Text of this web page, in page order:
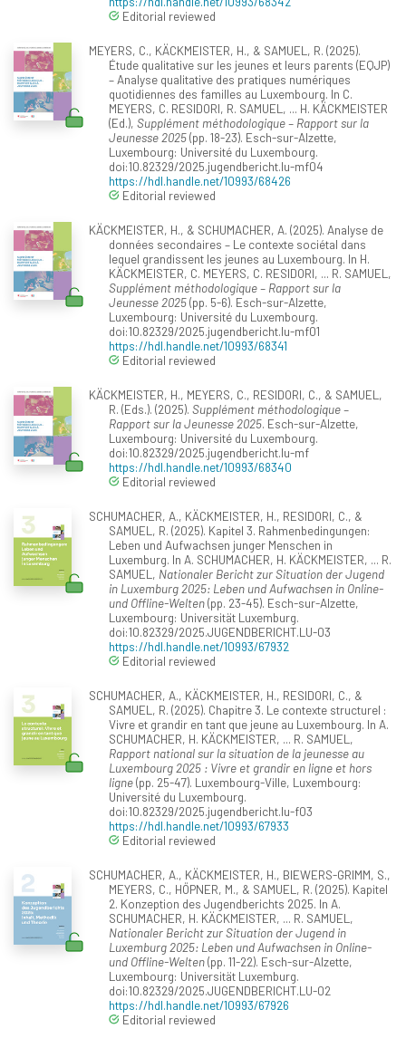
Editorial reviewed
MEYERS, C., KÄCKMEISTER, H., & SAMUEL, R. (2025).
Étude qualitative sur les jeunes et leurs parents (EQJP)
– Analyse qualitative des pratiques numériques
quotidiennes des familles au Luxembourg. In C.
MEYERS, C. RESIDORI, R. SAMUEL, ... H. KÄCKMEISTER
(Ed.), Supplément méthodologique – Rapport sur la
Jeunesse 2025(pp. 18-23). Esch-sur-Alzette,
Luxembourg: Université du Luxembourg.
doi:10.82329/2025.jugendbericht.lu-mf04
https://hdl.handle.net/10993/68426
Editorial reviewed
KÄCKMEISTER, H., & SCHUMACHER, A. (2025). Analyse de
données secondaires – Le contexte sociétal dans
lequel grandissent les jeunes au Luxembourg. In H.
KÄCKMEISTER, C. MEYERS, C. RESIDORI, ... R. SAMUEL,
Supplément méthodologique – Rapport sur la
Jeunesse 2025(pp. 5-6). Esch-sur-Alzette,
Luxembourg: Université du Luxembourg.
doi:10.82329/2025.jugendbericht.lu-mf01
https://hdl.handle.net/10993/68341
Editorial reviewed
KÄCKMEISTER, H., MEYERS, C., RESIDORI, C., & SAMUEL,
R. (Eds.). (2025). Supplément méthodologique –
Rapport sur la Jeunesse 2025. Esch-sur-Alzette,
Luxembourg: Université du Luxembourg.
doi:10.82329/2025.jugendbericht.lu-mf
https://hdl.handle.net/10993/68340
Editorial reviewed
SCHUMACHER, A., KÄCKMEISTER, H., RESIDORI, C., &
SAMUEL, R. (2025). Kapitel 3. Rahmenbedingungen:
Leben und Aufwachsen junger Menschen in
Luxemburg. In A. SCHUMACHER, H. KÄCKMEISTER, ... R.
SAMUEL, Nationaler Bericht zur Situation der Jugend
in Luxemburg 2025: Leben und Aufwachsen in Online-
und Offline-Welten(pp. 23-45). Esch-sur-Alzette,
Luxembourg: Universität Luxemburg.
doi:10.82329/2025.JUGENDBERICHT.LU-03
https://hdl.handle.net/10993/67932
Editorial reviewed
SCHUMACHER, A., KÄCKMEISTER, H., RESIDORI, C., &
SAMUEL, R. (2025). Chapitre 3. Le contexte structurel :
Vivre et grandir en tant que jeune au Luxembourg. In A.
SCHUMACHER, H. KÄCKMEISTER, ... R. SAMUEL,
Rapport national sur la situation de la jeunesse au
Luxembourg 2025 : Vivre et grandir en ligne et hors
ligne(pp. 25-47). Luxembourg-Ville, Luxembourg:
Université du Luxembourg.
doi:10.82329/2025.jugendbericht.lu-f03
https://hdl.handle.net/10993/67933
Editorial reviewed
SCHUMACHER, A., KÄCKMEISTER, H., BIEWERS-GRIMM, S.,
MEYERS, C., HÖPNER, M., & SAMUEL, R. (2025). Kapitel
2. Konzeption des Jugendberichts 2025. In A.
SCHUMACHER, H. KÄCKMEISTER, ... R. SAMUEL,
Nationaler Bericht zur Situation der Jugend in
Luxemburg 2025: Leben und Aufwachsen in Online-
und Offline-Welten(pp. 11-22). Esch-sur-Alzette,
Luxembourg: Universität Luxemburg.
doi:10.82329/2025.JUGENDBERICHT.LU-02
https://hdl.handle.net/10993/67926
Editorial reviewed